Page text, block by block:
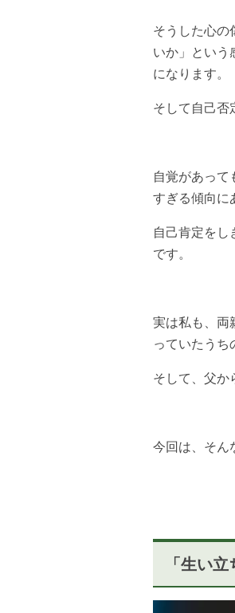
そうした心の
いか」という
になります。
そして自己否
自覚があって
すぎる傾向に
自己肯定をし
です。
実は私も、両
っていたうち
そして、父か
今回は、そん
「生い立